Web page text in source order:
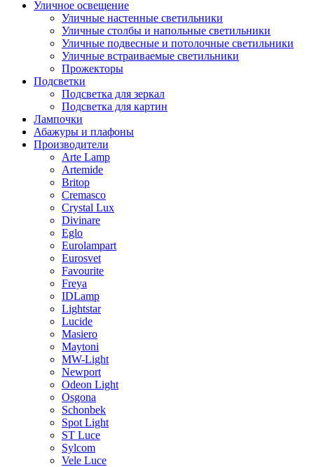
Уличное освещение
Уличные настенные светильники
Уличные столбы и напольные светильники
Уличные подвесные и потолочные светильники
Уличные встраиваемые светильники
Прожекторы
Подсветки
Подсветка для зеркал
Подсветка для картин
Лампочки
Абажуры и плафоны
Производители
Arte Lamp
Artemide
Britop
Cremasco
Crystal Lux
Divinare
Eglo
Eurolampart
Eurosvet
Favourite
Freya
IDLamp
Lightstar
Lucide
Masiero
Maytoni
MW-Light
Newport
Odeon Light
Osgona
Schonbek
Spot Light
ST Luce
Sylcom
Vele Luce